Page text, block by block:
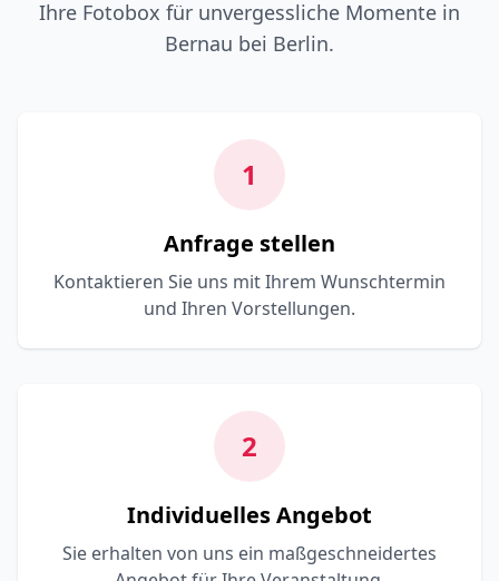
Ihre Fotobox für unvergessliche Momente in
Bernau bei Berlin.
1
Anfrage stellen
Kontaktieren Sie uns mit Ihrem Wunschtermin
und Ihren Vorstellungen.
2
Individuelles Angebot
Sie erhalten von uns ein maßgeschneidertes